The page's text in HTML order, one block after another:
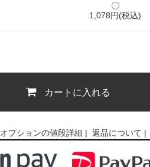
1,078円(税込)
カートに入れる
オプションの値段詳細 | 返品について |